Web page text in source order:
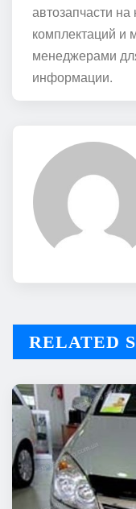
автозапчасти
комплектаций и
менеджерами
информации.
RELATED